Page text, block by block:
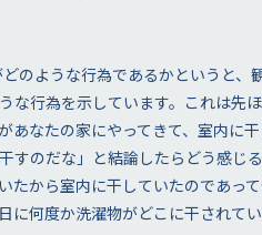
のような行為であるかというと、
な行為を示しています。これは先
あなたの家にやってきて、室内に
すのだな」と結論したらどう感じ
たから室内に干していたのであっ
に何度か洗濯物がどこに干されて